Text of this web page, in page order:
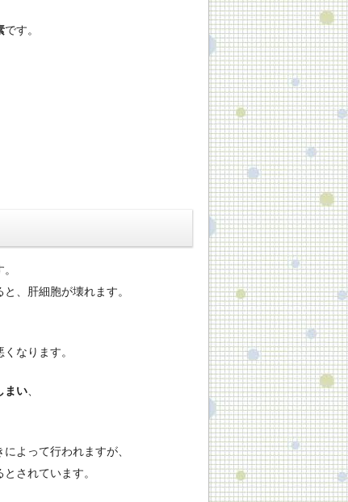
です。
、肝細胞が壊れます。
なります。
まい、
によって行われますが、
とされています。